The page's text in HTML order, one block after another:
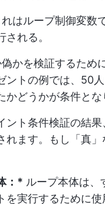
れはループ制御変数
される。
かを検証するため
ントの例では、50
かどうかが条件とな
ント条件検証の結果
れます。もし「真」
：* ループ本体は、
を実行するために使